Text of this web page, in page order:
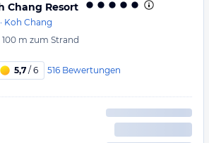
Chang Resort
· Koh Chang
100 m zum Strand
5,7 / 6 516 Bewertungen